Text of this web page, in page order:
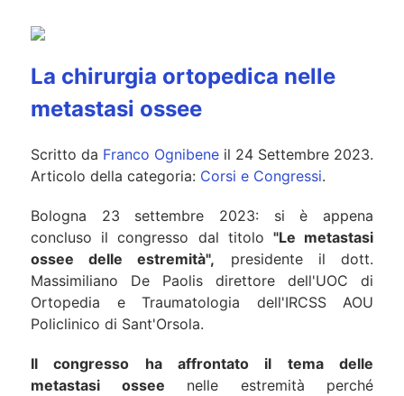
La chirurgia ortopedica nelle
metastasi ossee
Scritto da Franco Ognibene il 24 Settembre 2023.
Articolo della categoria: Corsi e Congressi.
Bologna 23 settembre 2023: si è appena
concluso il congresso dal titolo "Le metastasi
ossee delle estremità", presidente il dott.
Massimiliano De Paolis direttore dell'UOC di
Ortopedia e Traumatologia dell'IRCSS AOU
Policlinico di Sant'Orsola.
Il congresso ha affrontato il tema delle
metastasi ossee nelle estremità perché